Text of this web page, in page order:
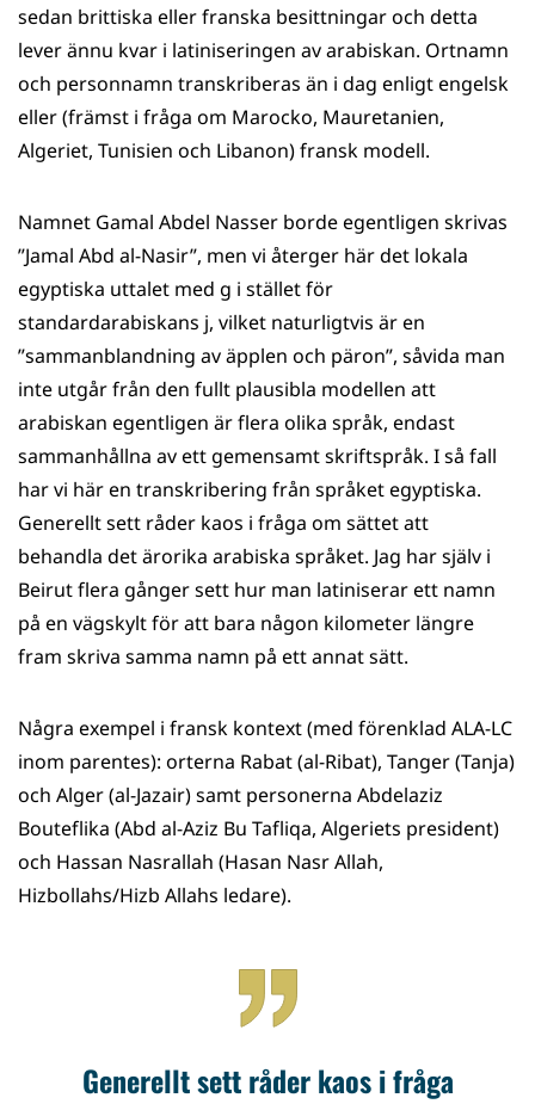
sedan brittiska eller franska besittningar och detta
lever ännu kvar i latiniseringen av arabiskan. Ortnamn
och personnamn transkriberas än i dag enligt engelsk
eller (främst i fråga om Marocko, Mauretanien,
Algeriet, Tunisien och Libanon) fransk modell.
Namnet Gamal Abdel Nasser borde egentligen skrivas
”Jamal Abd al-Nasir”, men vi återger här det lokala
egyptiska uttalet med g i stället för
standardarabiskans j, vilket naturligtvis är en
”sammanblandning av äpplen och päron”, såvida man
inte utgår från den fullt plausibla modellen att
arabiskan egentligen är flera olika språk, endast
sammanhållna av ett gemensamt skriftspråk. I så fall
har vi här en transkribering från språket egyptiska.
Generellt sett råder kaos i fråga om sättet att
behandla det ärorika arabiska språket. Jag har själv i
Beirut flera gånger sett hur man latiniserar ett namn
på en vägskylt för att bara någon kilometer längre
fram skriva samma namn på ett annat sätt.
Några exempel i fransk kontext (med förenklad ALA-LC
inom parentes): orterna Rabat (al-Ribat), Tanger (Tanja)
och Alger (al-Jazair) samt personerna Abdelaziz
Bouteflika (Abd al-Aziz Bu Tafliqa, Algeriets president)
och Hassan Nasrallah (Hasan Nasr Allah,
Hizbollahs/Hizb Allahs ledare).
Generellt sett råder kaos i fråga